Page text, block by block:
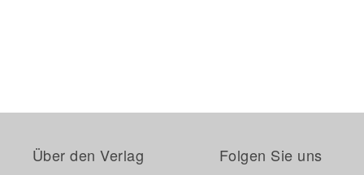
Über den Verlag Folgen Sie uns